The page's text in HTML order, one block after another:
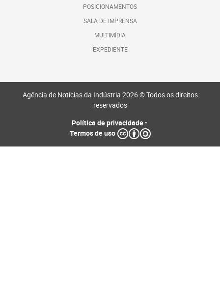
POSICIONAMENTOS
SALA DE IMPRENSA
MULTIMÍDIA
EXPEDIENTE
Agência de Notícias da Indústria 2026 © Todos os direitos
reservados
Política de privacidade•
Termos de uso